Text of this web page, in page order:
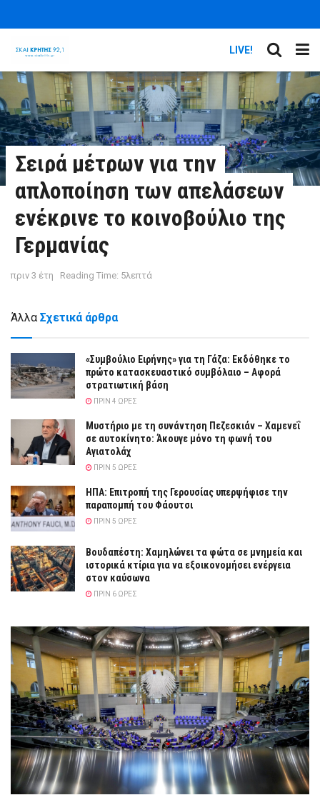
LIVE!
Σειρά μέτρων για την
απλοποίηση των απελάσεων
ενέκρινε το κοινοβούλιο της
Γερμανίας
πριν 3 έτη Reading Time: 5λεπτά
Άλλα Σχετικά άρθρα
«Συμβούλιο Ειρήνης» για τη Γάζα: Εκδόθηκε το
πρώτο κατασκευαστικό συμβόλαιο – Αφορά
στρατιωτική βάση
ΠΡΙΝ 4 ΏΡΕΣ
Μυστήριο με τη συνάντηση Πεζεσκιάν – Χαμενεΐ
σε αυτοκίνητο: Άκουγε μόνο τη φωνή του
Αγιατολάχ
ΠΡΙΝ 5 ΏΡΕΣ
ΗΠΑ: Επιτροπή της Γερουσίας υπερψήφισε την
παραπομπή του Φάουτσι
ΠΡΙΝ 5 ΏΡΕΣ
Βουδαπέστη: Χαμηλώνει τα φώτα σε μνημεία και
ιστορικά κτίρια για να εξοικονομήσει ενέργεια
στον καύσωνα
ΠΡΙΝ 6 ΏΡΕΣ